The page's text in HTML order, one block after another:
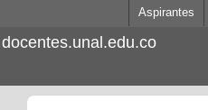
Aspirantes
docentes.unal.edu.co